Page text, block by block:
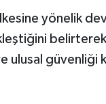
yönelik
ulusal güvenliği